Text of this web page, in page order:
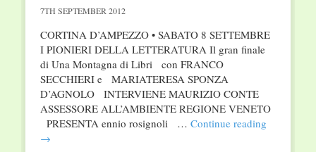
7TH SEPTEMBER 2012
CORTINA D’AMPEZZO • SABATO 8 SETTEMBRE
I PIONIERI DELLA LETTERATURA Il gran finale
di Una Montagna di Libri con FRANCO
SECCHIERI e MARIATERESA SPONZA
D’AGNOLO INTERVIENE MAURIZIO CONTE
ASSESSORE ALL’AMBIENTE REGIONE VENETO
PRESENTA ennio rosignoli … Continue reading
→